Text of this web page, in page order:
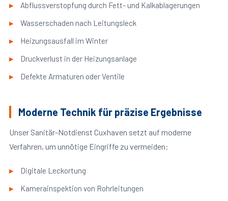
Abflussverstopfung durch Fett- und Kalkablagerungen
Wasserschaden nach Leitungsleck
Heizungsausfall im Winter
Druckverlust in der Heizungsanlage
Defekte Armaturen oder Ventile
Moderne Technik für präzise Ergebnisse
Unser Sanitär-Notdienst Cuxhaven setzt auf moderne
Verfahren, um unnötige Eingriffe zu vermeiden:
Digitale Leckortung
Kamerainspektion von Rohrleitungen